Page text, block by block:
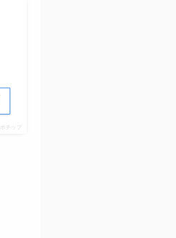
ポチップ